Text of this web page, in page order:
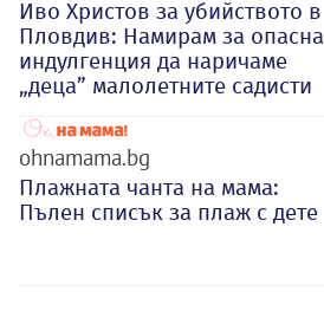
Иво Христов за убийството в
Пловдив: Намирам за опасна
индулгенция да наричаме
„деца” малолетните садисти
ohnamama.bg
Плажната чанта на мама:
Пълен списък за плаж с дете